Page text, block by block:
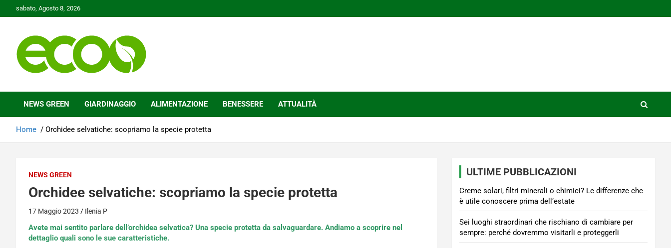
to
sabato, Agosto 8, 2026
Ecoo.it
NEWS GREEN GIARDINAGGIO ALIMENTAZIONE BENESSERE ATTUALITÀ
Home Orchidee selvatiche: scopriamo la specie protetta
NEWS GREEN
Orchidee selvatiche: scopriamo la specie protetta
17 Maggio 2023 Ilenia P
Avete mai sentito parlare dell’orchidea selvatica? Una specie protetta da salvaguardare. Andiamo a scoprire nel
dettaglio quali sono le sue caratteristiche.
ULTIME PUBBLICAZIONI
Creme solari, filtri minerali o chimici? Le differenze che
è utile conoscere prima dell’estate
Sei luoghi straordinari che rischiano di cambiare per
sempre: perché dovremmo visitarli e proteggerli